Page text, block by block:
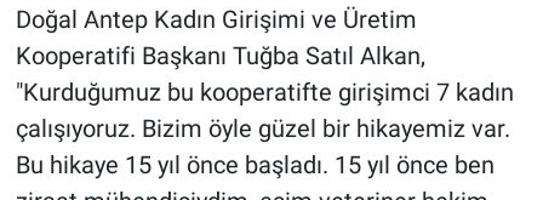
Doğal Antep Kadın Girişimi ve Üretim
Kooperatifi Başkanı Tuğba Satıl Alkan,
"Kurduğumuz bu kooperatifte girişimci 7 kadın
çalışıyoruz. Bizim öyle güzel bir hikayemiz var.
Bu hikaye 15 yıl önce başladı. 15 yıl önce ben